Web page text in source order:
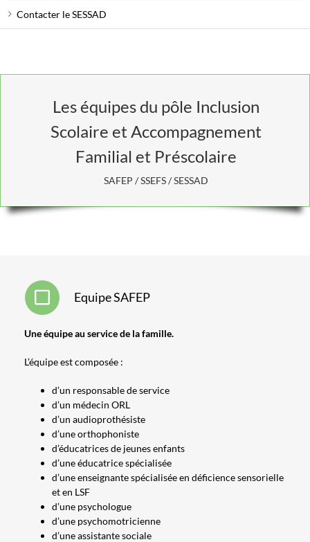
Contacter le SESSAD
Les équipes du pôle Inclusion
Scolaire et Accompagnement
Familial et Préscolaire
SAFEP / SSEFS / SESSAD
Equipe SAFEP
Une équipe au service de la famille.
L’équipe est composée :
d’un responsable de service
d’un médecin ORL
d’un audioprothésiste
d’une orthophoniste
d’éducatrices de jeunes enfants
d’une éducatrice spécialisée
d’une enseignante spécialisée en déficience sensorielle
et en LSF
d’une psychologue
d’une psychomotricienne
d’une assistante sociale